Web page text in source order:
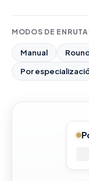
MODOS DE
Manual
Por